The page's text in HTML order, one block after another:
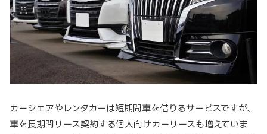
カーシェアやレンタカーは短期間車を借りるサービスですが、
車を長期間リース契約する個人向けカーリースも増えていま